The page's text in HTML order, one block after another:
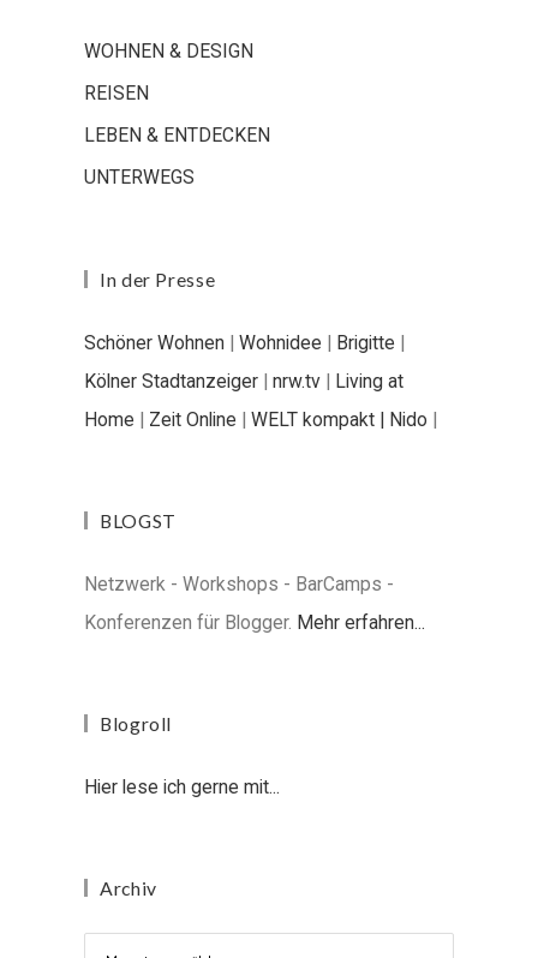
WOHNEN & DESIGN
REISEN
LEBEN & ENTDECKEN
UNTERWEGS
In der Presse
Schöner Wohnen | Wohnidee | Brigitte |
Kölner Stadtanzeiger | nrw.tv | Living at
Home | Zeit Online | WELT kompakt | Nido |
BLOGST
Netzwerk - Workshops - BarCamps -
Konferenzen für Blogger. Mehr erfahren...
Blogroll
Hier lese ich gerne mit...
Archiv